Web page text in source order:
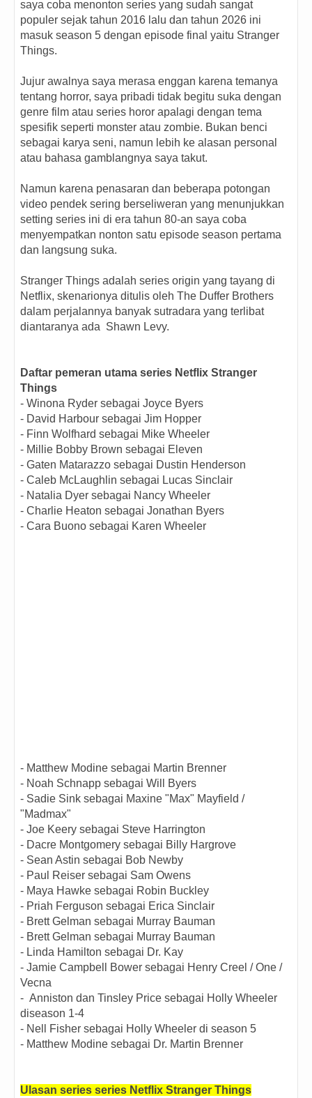
saya coba menonton series yang sudah sangat
populer sejak tahun 2016 lalu dan tahun 2026 ini
masuk season 5 dengan episode final yaitu Stranger
Things.
Jujur awalnya saya merasa enggan karena temanya
tentang horror, saya pribadi tidak begitu suka dengan
genre film atau series horor apalagi dengan tema
spesifik seperti monster atau zombie. Bukan benci
sebagai karya seni, namun lebih ke alasan personal
atau bahasa gamblangnya saya takut.
Namun karena penasaran dan beberapa potongan
video pendek sering berseliweran yang menunjukkan
setting series ini di era tahun 80-an saya coba
menyempatkan nonton satu episode season pertama
dan langsung suka.
Stranger Things adalah series origin yang tayang di
Netflix, skenarionya ditulis oleh The Duffer Brothers
dalam perjalannya banyak sutradara yang terlibat
diantaranya ada Shawn Levy.
Daftar pemeran utama series Netflix Stranger
Things
- Winona Ryder sebagai Joyce Byers
- David Harbour sebagai Jim Hopper
- Finn Wolfhard sebagai Mike Wheeler
- Millie Bobby Brown sebagai Eleven
- Gaten Matarazzo sebagai Dustin Henderson
- Caleb McLaughlin sebagai Lucas Sinclair
- Natalia Dyer sebagai Nancy Wheeler
- Charlie Heaton sebagai Jonathan Byers
- Cara Buono sebagai Karen Wheeler
- Matthew Modine sebagai Martin Brenner
- Noah Schnapp sebagai Will Byers
- Sadie Sink sebagai Maxine "Max" Mayfield /
"Madmax"
- Joe Keery sebagai Steve Harrington
- Dacre Montgomery sebagai Billy Hargrove
- Sean Astin sebagai Bob Newby
- Paul Reiser sebagai Sam Owens
- Maya Hawke sebagai Robin Buckley
- Priah Ferguson sebagai Erica Sinclair
- Brett Gelman sebagai Murray Bauman
- Brett Gelman sebagai Murray Bauman
- Linda Hamilton sebagai Dr. Kay
- Jamie Campbell Bower sebagai Henry Creel / One /
Vecna
- Anniston dan Tinsley Price sebagai Holly Wheeler
diseason 1-4
- Nell Fisher sebagai Holly Wheeler di season 5
- Matthew Modine sebagai Dr. Martin Brenner
Ulasan series series Netflix Stranger Things